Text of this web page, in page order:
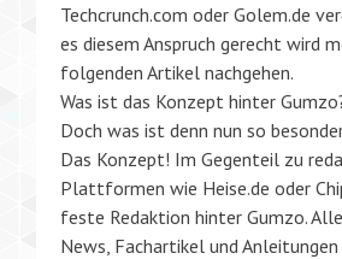
Techcrunch.com oder Golem.de
es diesem Anspruch gerecht wird
folgenden Artikel nachgehen.
Was ist das Konzept hinter
Doch was ist denn nun so
Das Konzept! Im Gegenteil zu
Plattformen wie Heise.de oder
feste Redaktion hinter Gumzo.
News, Fachartikel und